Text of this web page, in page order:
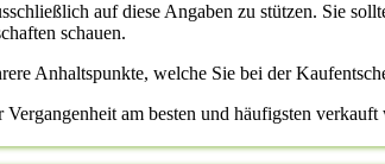
auf diese Angaben zu stützen. Sie
schauen.
Anhaltspunkte, welche Sie bei der
am besten und häufigsten